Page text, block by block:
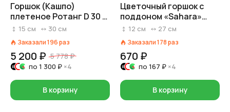
Горшок (Кашпо)
плетеное Ротанг D 30 x
17 см H 15 см Серый №1
15 см 30 см
Заказали196раз
5 200 ₽ 5 778 ₽
по 1 300 ₽ ×4
В корзину
Цветочный горшок с
поддоном «Sahara»
(пластик),
2,65л, кофейный
12 см 27 см
Заказали178раз
670 ₽
по 167 ₽ ×4
В корзину